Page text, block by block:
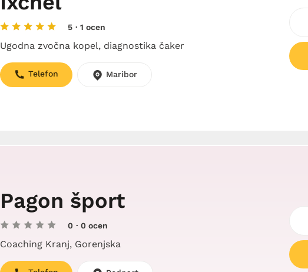
5 · 1 ocen
Ugodna zvočna kopel, diagnostika čaker
Telefon Maribor
Pagon šport
0 · 0 ocen
Coaching Kranj, Gorenjska